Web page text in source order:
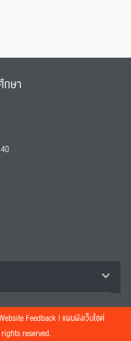
กษา
Feedback | แผนผังเว็บไซต์
reserved.